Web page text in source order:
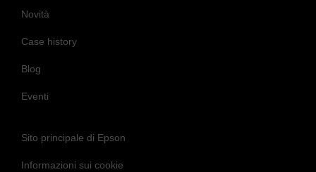
Novità
Case history
Blog
Eventi
Sito principale di Epson
Informazioni sui cookie